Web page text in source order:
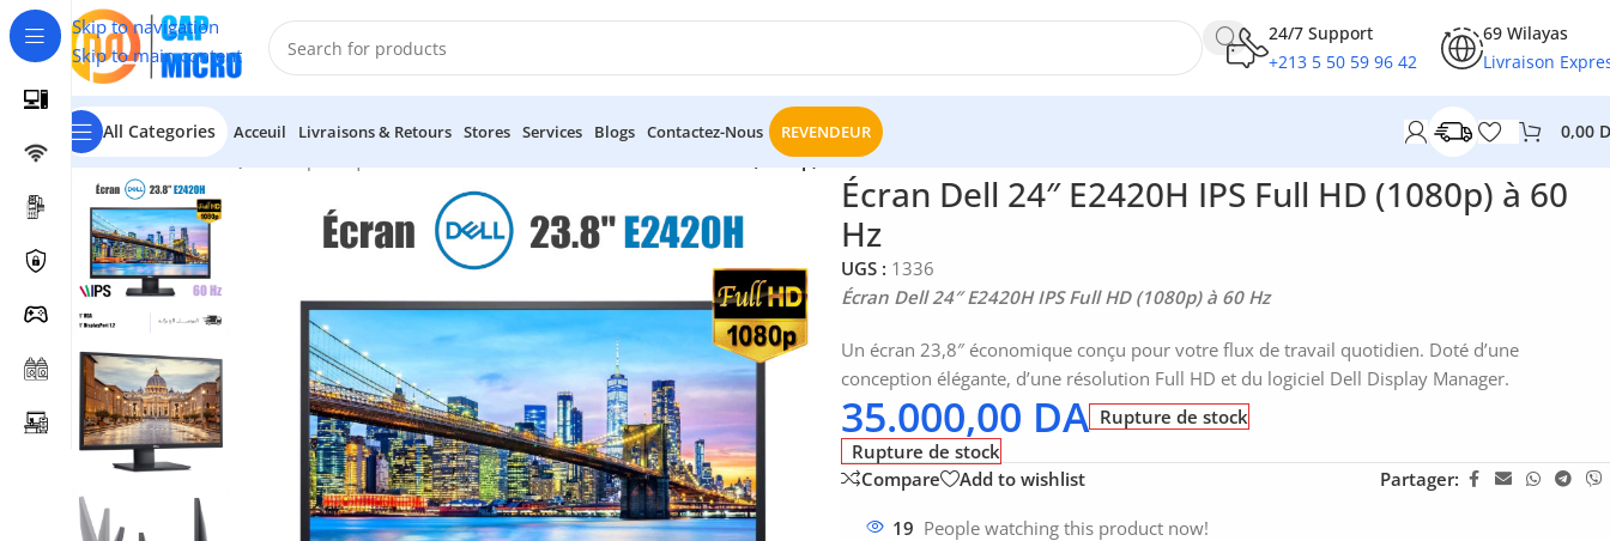
Skip to navigation
Skip to main content
24/7 Support
+213 5 50 59 96 42
69 Wilayas
Livraison
All Categories Acceuil Livraisons & Retours Stores Services Blogs Contactez-Nous REVENDEUR 0,00
Accueil/INFORMATIQUE Écran Dell 24″ E2420H IPS Full HD (1080p) à 60 Hz
Écran Dell 24″ E2420H IPS Full HD (1080p) à 60
Hz
UGS : 1336
Écran Dell 24″ E2420H IPS Full HD (1080p) à 60 Hz
Un écran 23,8″ économique conçu pour votre flux de travail quotidien. Doté d’une
conception élégante, d’une résolution Full HD et du logiciel Dell Display Manager.
35.000,00 DA Rupture de stock
Rupture de stock
Compare
Add to wishlist Partager:
19 People watching this product now!